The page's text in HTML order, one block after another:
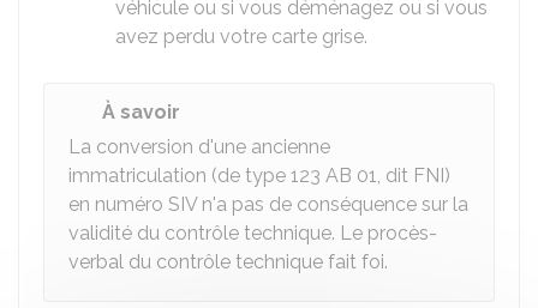
véhicule ou si vous déménagez ou si vous
avez perdu votre carte grise.
À savoir
La conversion d'une ancienne
immatriculation (de type 123 AB 01, dit FNI)
en numéro SIV n'a pas de conséquence sur la
validité du contrôle technique. Le procès-
verbal du contrôle technique fait foi.